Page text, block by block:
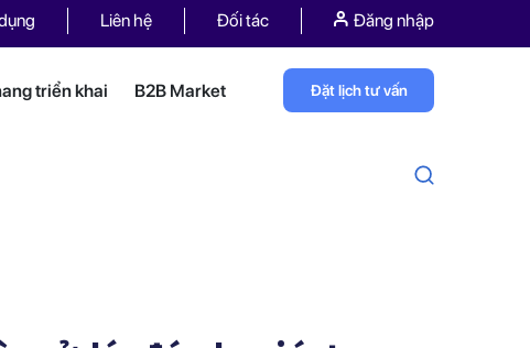
Liên hệ Đối tác Đăng nhập
triển khai B2B Market Đặt lịch tư vấn